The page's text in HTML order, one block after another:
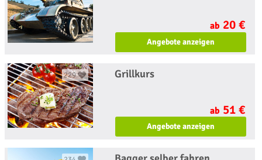
ab 20 €
Angebote anzeigen
229 Grillkurs
ab 51 €
Angebote anzeigen